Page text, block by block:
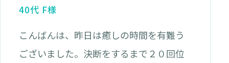
40代 F様
こんばんは、昨日は癒しの時間を有難う
ございました。決断をするまで２０回位